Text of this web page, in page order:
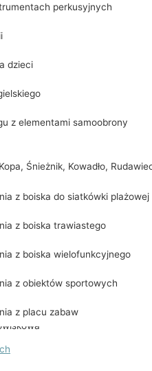
perkusyjnych
dzieci
z elementami samoobrony
z boiska do siatkówki plażowej
z boiska trawiastego
z boiska wielofunkcyjnego
z obiektów sportowych
z placu zabaw
Jagodna, Orlica, Szczeliniec
Śnieżnik, Kowadło,
Jagodna, Orlica, Szczeliniec